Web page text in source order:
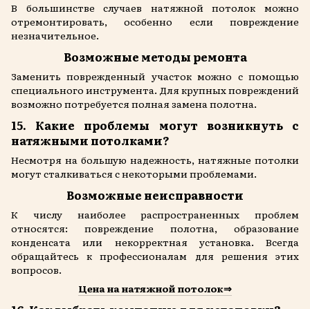
В большинстве случаев натяжной потолок можно
отремонтировать, особенно если повреждение
незначительное.
Возможные методы ремонта
Заменить поврежденный участок можно с помощью
специального инструмента. Для крупных повреждений
возможно потребуется полная замена полотна.
15. Какие проблемы могут возникнуть с
натяжными потолками?
Несмотря на большую надежность, натяжные потолки
могут сталкиваться с некоторыми проблемами.
Возможные неисправности
К числу наиболее распространенных проблем
относятся: повреждение полотна, образование
конденсата или некорректная установка. Всегда
обращайтесь к профессионалам для решения этих
вопросов.
Цена на натяжной потолок⇒